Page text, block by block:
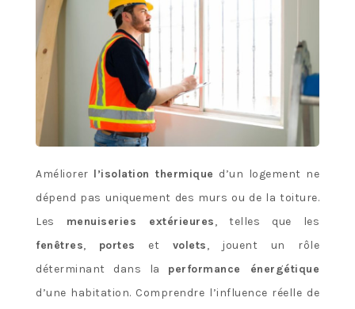
Améliorer l’isolation thermique d’un logement ne
dépend pas uniquement des murs ou de la toiture.
Les menuiseries extérieures, telles que les
fenêtres, portes et volets, jouent un rôle
déterminant dans la performance énergétique
d’une habitation. Comprendre l’influence réelle de